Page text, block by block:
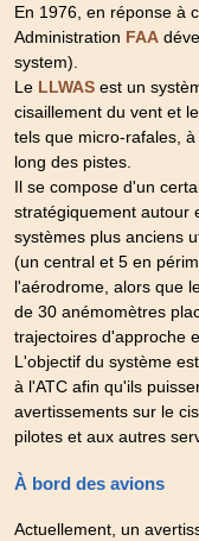
En 1976, en réponse à
Administration FAA
system).
Le LLWAS est un
cisaillement du vent et
tels que micro-rafales,
long des pistes.
Il se compose d'un
stratégiquement autour
systèmes plus anciens
(un central et 5 en
l'aérodrome, alors que
de 30 anémomètres
trajectoires d'approche
L'objectif du système
à l'ATC afin qu'ils
avertissements sur le
pilotes et aux autres
À bord des avions
Actuellement, un